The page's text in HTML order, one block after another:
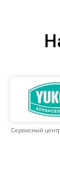
Сервисный